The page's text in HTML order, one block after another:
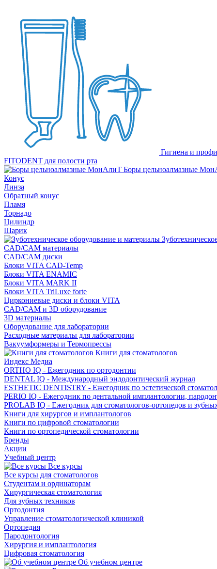
Гигиена и
FITODENT для полости рта
Боры цельноалмазные
Конус
Линза
Обратный конус
Пламя
Торнадо
Цилиндр
Шарик
CAD/CAM материалы
CAD/CAM диски
Блоки VITA CAD-Temp
Блоки VITA ENAMIC
Блоки VITA MARK II
Блоки VITA TriLuxe forte
Циркониевые диски и блоки VITA
CAD/CAM и 3D оборудование
3D материалы
Оборудование для лаборатории
Расходные материалы для лаборатории
Вакуумформеры и Термопрессы
Книги для стоматологов
Индекс Медиа
ORTHO IQ - Ежегодник по ортодонтии
DENTAL IQ - Международный эндодонтический журнал
ESTHETIC DENTISTRY - Ежегодник по эстетической
PERIO IQ - Ежегодник по дентальной имплантологии,
PROLAB IQ - Ежегодник для стоматологов-ортопедов и
Книги для хирургов и имплантологов
Книги по цифровой стоматологии
Книги по ортопедической стоматологии
Бренды
Акции
Учебный центр
Все курсы
Все курсы для стоматологов
Студентам и ординаторам
Хирургическая стоматология
Для зубных техников
Ортодонтия
Управление стоматологической клиникой
Ортопедия
Пародонтология
Хирургия и имплантология
Цифровая стоматология
Об учебном центре